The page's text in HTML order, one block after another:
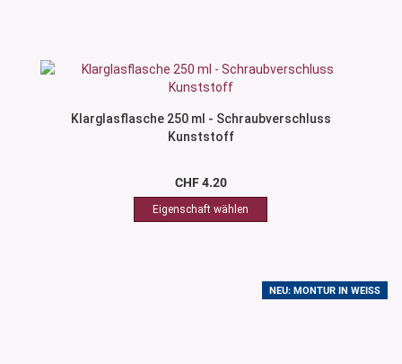
Klarglasflasche 250 ml - Schraubverschluss
Kunststoff
CHF 4.20
NEU: MONTUR IN WEISS